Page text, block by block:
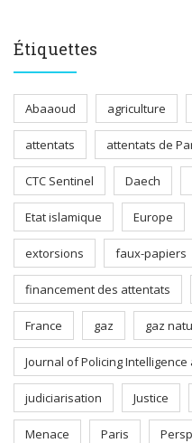
Étiquettes
Abaaoud agriculture
attentats attentats de
CTC Sentinel Daech
Etat islamique Europe
extorsions faux-papiers
financement des attentats
France gaz gaz
Journal of Policing
judiciarisation Justice
Menace Paris